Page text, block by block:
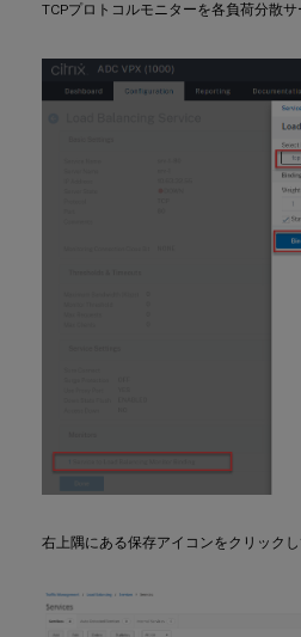
TCPプロトコルモニターを各負荷分散サ
右上隅にある保存アイコンをクリックし